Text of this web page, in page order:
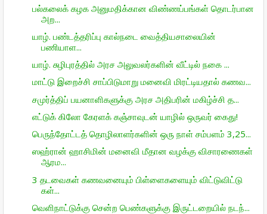
பல்கலைக் கழக அனுமதிக்கான விண்ணப்பங்கள் தொடர்பான
அற...
யாழ். பண்டத்தரிப்பு கால்நடை வைத்தியசாலையின்
பணியாள...
யாழ். சுழிபுரத்தில் அரச அலுவலர்களின் வீட்டில் நகை ...
மாட்டு இறைச்சி சாப்பிடுமாறு மனைவி மிரட்டியதால் கணவ...
சமுர்த்திப் பயனாளிகளுக்கு அரச அதிபரின் மகிழ்ச்சி த...
எட்டுக் கிலோ கேரளக் கஞ்சாவுடன் யாழில் ஒருவர் கைது!
பெருந்தோட்டத் தொழிலாளர்களின் ஒரு நாள் சம்பளம் 3,25...
ஸஹ்ரான் ஹாசிமின் மனைவி மீதான வழக்கு விசாரணைகள்
ஆரம...
3 தடவைகள் கணவனையும் பிள்ளைகளையும் விட்டுவிட்டு
கள்...
வெளிநாட்டுக்கு சென்ற பெண்களுக்கு இருட்டறையில் நடந்...